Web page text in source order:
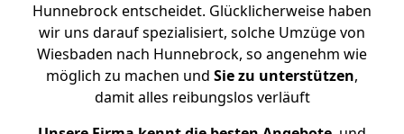
Hunnebrock entscheidet. Glücklicherweise haben
wir uns darauf spezialisiert, solche Umzüge von
Wiesbaden nach Hunnebrock, so angenehm wie
möglich zu machen und Sie zu unterstützen,
damit alles reibungslos verläuft